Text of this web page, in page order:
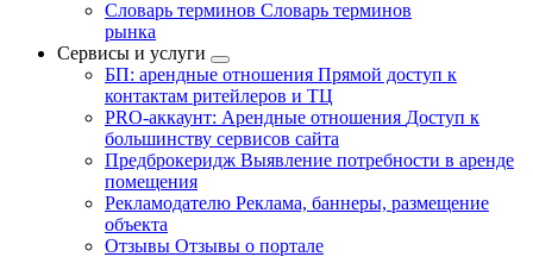
Словарь терминов Словарь терминов
рынка
Сервисы и услуги
БП: арендные отношения Прямой доступ к
контактам ритейлеров и ТЦ
PRO-аккаунт: Арендные отношения Доступ к
большинству сервисов сайта
Предброкеридж Выявление потребности в аренде
помещения
Рекламодателю Реклама, баннеры, размещение
объекта
Отзывы Отзывы о портале